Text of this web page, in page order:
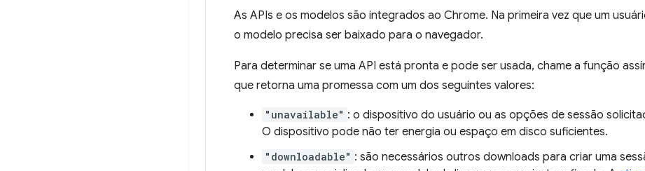
As APIs e os modelos são integrados ao Chrome. Na primeira vez que um
o modelo precisa ser baixado para o navegador.
Para determinar se uma API está pronta e pode ser usada, chame a função
que retorna uma promessa com um dos seguintes valores:
"unavailable" : o dispositivo do usuário ou as opções de sessão
O dispositivo pode não ter energia ou espaço em disco suficientes.
"downloadable" : são necessários outros downloads para criar uma